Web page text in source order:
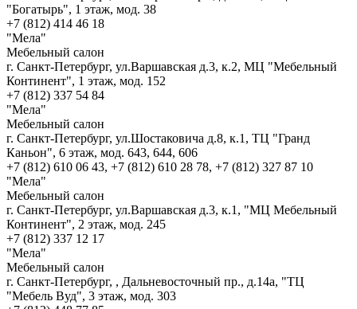
"Богатырь", 1 этаж, мод. 38
+7 (812) 414 46 18
"Мела"
Мебельный салон
г. Санкт-Петербург, ул.Варшавская д.3, к.2, МЦ "Мебельный
Континент", 1 этаж, мод. 152
+7 (812) 337 54 84
"Мела"
Мебельный салон
г. Санкт-Петербург, ул.Шостаковича д.8, к.1, ТЦ "Гранд
Каньон", 6 этаж, мод. 643, 644, 606
+7 (812) 610 06 43, +7 (812) 610 28 78, +7 (812) 327 87 10
"Мела"
Мебельный салон
г. Санкт-Петербург, ул.Варшавская д.3, к.1, "МЦ Мебельный
Континент", 2 этаж, мод. 245
+7 (812) 337 12 17
"Мела"
Мебельный салон
г. Санкт-Петербург, , Дальневосточный пр., д.14а, "ТЦ
"Мебель Вуд", 3 этаж, мод. 303